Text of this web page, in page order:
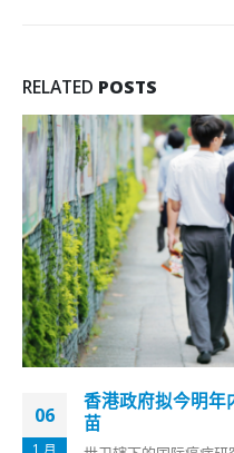
RELATED POSTS
或以下女童补种HPV疫